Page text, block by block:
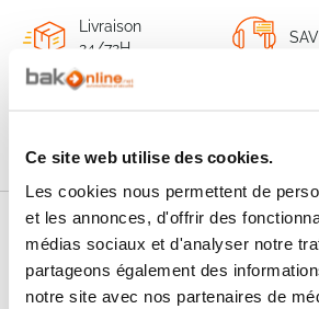
Ce site web utilise des cookies.
Les cookies nous permettent de
et les annonces, d'offrir des
médias sociaux et d'analyser notre
partageons également des
notre site avec nos partenaires de
Livraison
24/72H
Nos conseils
FAQ